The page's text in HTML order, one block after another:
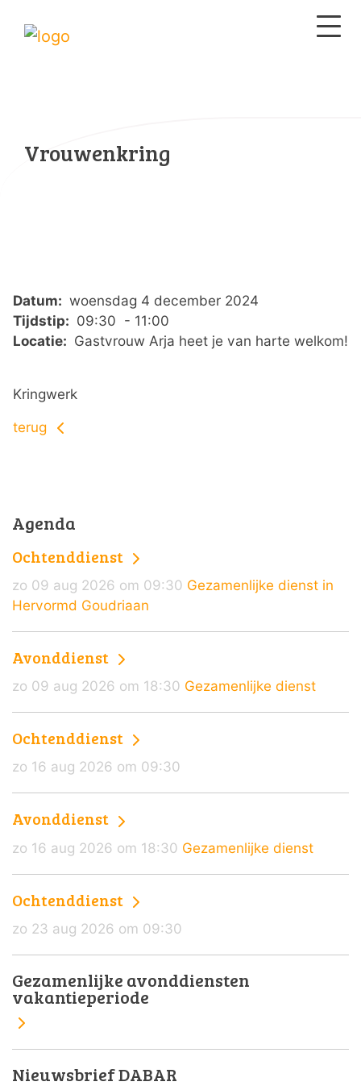
Vrouwenkring
Datum: woensdag 4 december 2024
Tijdstip: 09:30 - 11:00
Locatie: Gastvrouw Arja heet je van harte welkom!
Kringwerk
terug
Agenda
Ochtenddienst
zo 09 aug 2026 om 09:30 Gezamenlijke dienst in
Hervormd Goudriaan
Avonddienst
zo 09 aug 2026 om 18:30 Gezamenlijke dienst
Ochtenddienst
zo 16 aug 2026 om 09:30
Avonddienst
zo 16 aug 2026 om 18:30 Gezamenlijke dienst
Ochtenddienst
zo 23 aug 2026 om 09:30
Gezamenlijke avonddiensten
vakantieperiode
Nieuwsbrief DABAR